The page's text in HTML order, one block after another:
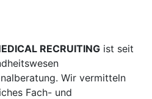
RECRUITING ist seit
Wir vermitteln
Fach- und